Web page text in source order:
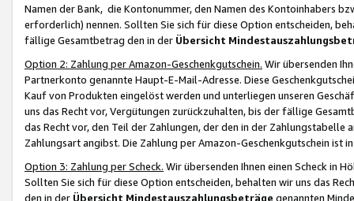
Namen der Bank, die Kontonummer, den Namen des Kontoinhabers
erforderlich) nennen. Sollten Sie sich für diese Option entscheiden,
fällige Gesamtbetrag den in der Übersicht
Option 2: Zahlung per Amazon-Geschenkgutschein. Wir übersenden
Partnerkonto genannte Haupt-E-Mail-Adresse. Diese
Kauf von Produkten eingelöst werden und unterliegen unseren
uns das Recht vor, Vergütungen zurückzuhalten, bis der fällige
das Recht vor, den Teil der Zahlungen, der den in der
Zahlungsart angibst. Die Zahlung per Amazon-Geschenkgutschein ist
Option 3: Zahlung per Scheck. Wir übersenden Ihnen einen Scheck in
Sollten Sie sich für diese Option entscheiden, behalten wir uns das
den in der Übersicht Mindestauszahlungsbeträge genannten